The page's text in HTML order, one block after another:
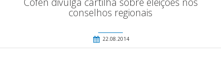
conselhos regionais
22.08.2014